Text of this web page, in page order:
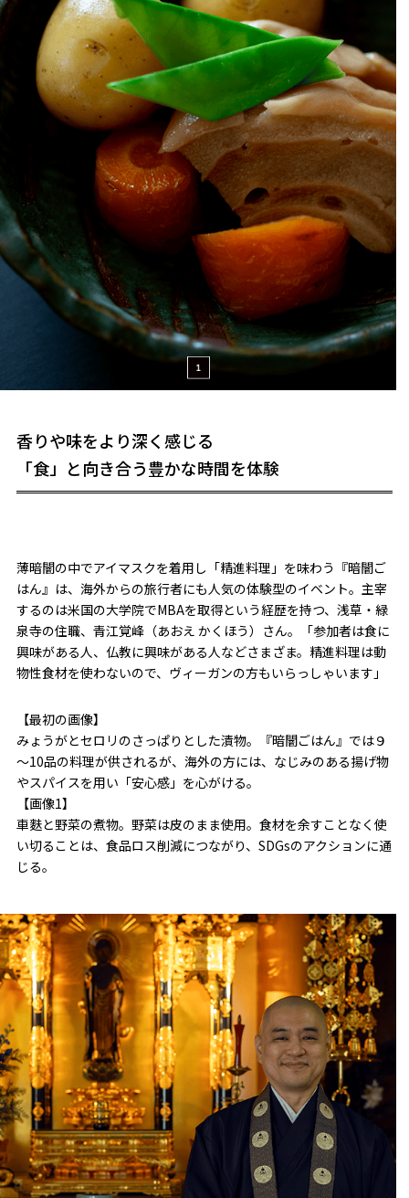
香りや味をより深く感じる
「食」と向き合う豊かな時間を体験
薄暗闇の中でアイマスクを着用し「精進料理」を味わう『暗闇ご
はん』は、海外からの旅行者にも人気の体験型のイベント。主宰
するのは米国の大学院でMBAを取得という経歴を持つ、浅草・緑
泉寺の住職、青江覚峰（あおえ かくほう）さん。「参加者は食に
興味がある人、仏教に興味がある人などさまざま。精進料理は動
物性食材を使わないので、ヴィーガンの方もいらっしゃいます」
【最初の画像】
みょうがとセロリのさっぱりとした漬物。『暗闇ごはん』では９
～10品の料理が供されるが、海外の方には、なじみのある揚げ物
やスパイスを用い「安心感」を心がける。
【画像1】
車麩と野菜の煮物。野菜は皮のまま使用。食材を余すことなく使
い切ることは、食品ロス削減につながり、SDGsのアクションに通
じる。